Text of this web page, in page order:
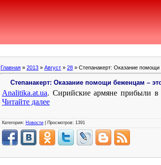
Главная » 2013 » Август » 28 » Степанакерт: Оказание
Степанакерт: Оказание помощи беженцам –
Analitika.at.ua. Сирийские армяне прибыли в
Читайте далее
Категория: Новости | Просмотров: 1391